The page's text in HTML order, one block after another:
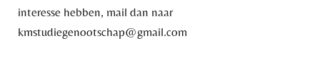
interesse hebben, mail dan naar
kmstudiegenootschap@gmail.com